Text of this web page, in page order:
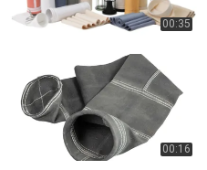
00:35
00:16